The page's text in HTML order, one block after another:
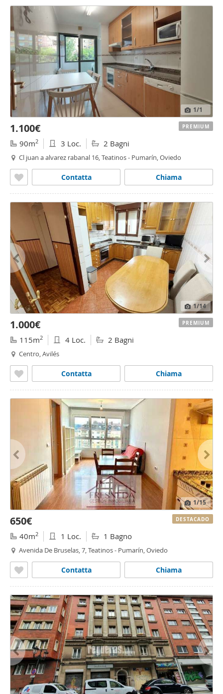
1/1
1.100€
90m2 3 Loc. 2 Bagni
Cl juan a alvarez rabanal 16, Teatinos - Pumarín, Oviedo
Chiama
Contatta
PREMIUM
1/14
1.000€
115m2 4 Loc. 2 Bagni
Centro, Avilés
Chiama
Contatta
PREMIUM
1/15
650€
40m2 1 Loc. 1 Bagno
Avenida De Bruselas, 7, Teatinos - Pumarín, Oviedo
Chiama
Contatta
DESTACADO